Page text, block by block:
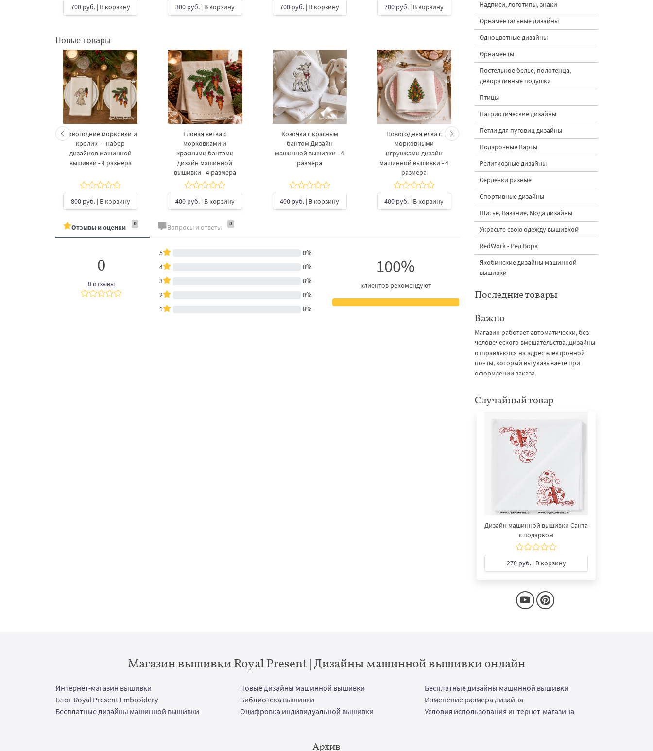
700 руб.| В корзину 300 руб.| В корзину 700 руб. | В корзину 700 руб. | В корзину
700 руб.| В корзину
Новые товары
Новогодние морковки и
кролик — набор
дизайнов машинной
вышивки - 4 размера
800 руб.| В корзину
Еловая ветка с
морковками и
красными бантами
дизайн машинной
вышивки - 4 размера
400 руб.| В корзину
Козочка с красным
бантом Дизайн
машинной вышивки - 4
размера
400 руб. | В корзину
Новогодняя ёлка с
морковными
игрушками дизайн
машинной вышивки - 4
размера
400 руб. | В корзину
Кролик украшает ёлку
морковками дизайн
машинной вышивки - 3
размера
500 руб.| В корзину
подвесками на елке
вышивки - 3
Отзывы и оценки 0 Вопросы и ответы 0
0
0 отзывы
5
0%
4
0%
3
0%
2
0%
1
0%
100%
клиентов рекомендуют
Надписи, логотипы, знаки
Орнаментальные дизайны
Одноцветные дизайны
Орнаменты
Постельное белье, полотенца,
декоративные подушки
Птицы
Патриотические дизайны
Петли для пуговиц дизайны
Подарочные Карты
Религиозные дизайны
Сердечки разные
Спортивные дизайны
Шитье, Вязание, Мода дизайны
Украсьте свою одежду вышивкой
RedWork - Ред Ворк
Якобинские дизайны машинной
вышивки
Последние товары
Важно
Магазин работает автоматически, без
человеческого вмешательства. Дизайны
отправляются на адрес электронной
почты, который вы указываете при
оформлении заказа.
Случайный товар
Дизайн машинной вышивки Санта
с подарком
270 руб.| В корзину
Магазин вышивки Royal Present | Дизайны машинной вышивки онлайн
Интернет-магазин вышивки Новые дизайны машинной вышивки
Бесплатные дизайны машинной вышивки
Блог Royal Present Embroidery
Библиотека вышивки
Изменение размера дизайна
Бесплатные дизайны машинной вышивки
Оцифровка индивидуальной вышивки Условия использования интернет-магазина
Архив